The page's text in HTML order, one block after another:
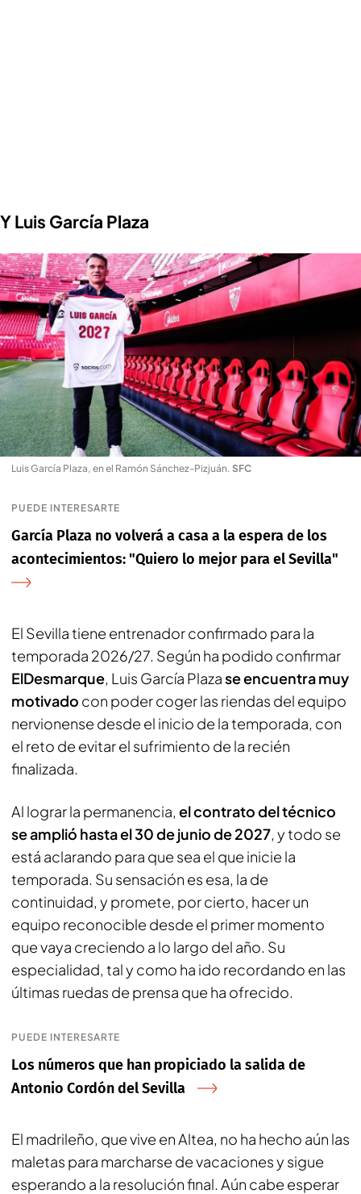
Y Luis García Plaza
Luis García Plaza, en el Ramón Sánchez-Pizjuán. SFC
PUEDE INTERESARTE
García Plaza no volverá a casa a la espera de los
acontecimientos: "Quiero lo mejor para el Sevilla"
El Sevilla tiene entrenador confirmado para la
temporada 2026/27. Según ha podido confirmar
ElDesmarque, Luis García Plazase encuentra muy
motivado con poder coger las riendas del equipo
nervionense desde el inicio de la temporada, con
el reto de evitar el sufrimiento de la recién
finalizada.
Al lograr la permanencia, el contrato del técnico
se amplió hasta el 30 de junio de 2027, y todo se
está aclarando para que sea el que inicie la
temporada. Su sensación es esa, la de
continuidad, y promete, por cierto, hacer un
equipo reconocible desde el primer momento
que vaya creciendo a lo largo del año. Su
especialidad, tal y como ha ido recordando en las
últimas ruedas de prensa que ha ofrecido.
PUEDE INTERESARTE
Los números que han propiciado la salida de
Antonio Cordón del Sevilla
El madrileño, que vive en Altea, no ha hecho aún las
maletas para marcharse de vacaciones y sigue
esperando a la resolución final. Aún cabe esperar